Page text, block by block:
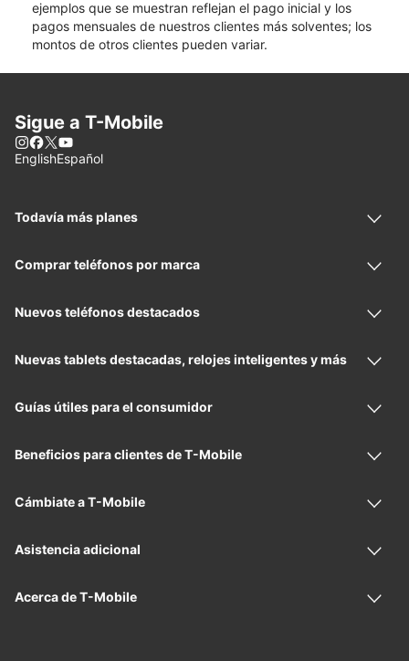
ejemplos que se muestran reflejan el pago inicial y los
pagos mensuales de nuestros clientes más solventes; los
montos de otros clientes pueden variar.